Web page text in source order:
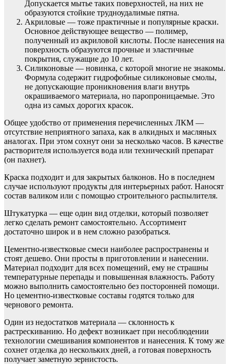
Допускается мытье таких поверхностей, на них не
образуются стойкие трудноудалимые пятна.
Акриловые — тоже практичные и популярные краски.
Основное действующее вещество — полимер,
полученный из акриловой кислоты. После нанесения на
поверхность образуются прочные и эластичные
покрытия, служащие до 10 лет.
Силиконовые — новинка, с которой многие не знакомы.
Формула содержит гидрофобные силиконовые смолы,
не допускающие проникновения влаги внутрь
окрашиваемого материала, но паропроницаемые. Это
одна из самых дорогих красок.
Общее удобство от применения перечисленных ЛКМ —
отсутствие неприятного запаха, как в алкидных и масляных
аналогах. При этом сохнут они за несколько часов. В качестве
растворителя используется вода или технический препарат
(он пахнет).
Краска подходит и для закрытых балконов. Но в последнем
случае используют продукты для интерьерных работ. Наносят
состав валиком или с помощью строительного распылителя.
Штукатурка — еще один вид отделки, который позволяет
легко сделать ремонт самостоятельно. Ассортимент
достаточно широк и в нем сложно разобраться.
Цементно-известковые смеси наиболее распространены и
стоят дешево. Они просты в приготовлении и нанесении.
Материал подходит для всех помещений, ему не страшны
температурные перепады и повышенная влажность. Работу
можно выполнить самостоятельно без посторонней помощи.
Но цементно-известковые составы годятся только для
чернового ремонта.
Один из недостатков материала — склонность к
растрескиванию. Но дефект возникает при несоблюдении
технологии смешивания компонентов и нанесения. К тому же
сохнет отделка до нескольких дней, а готовая поверхность
получает заметную зернистость.